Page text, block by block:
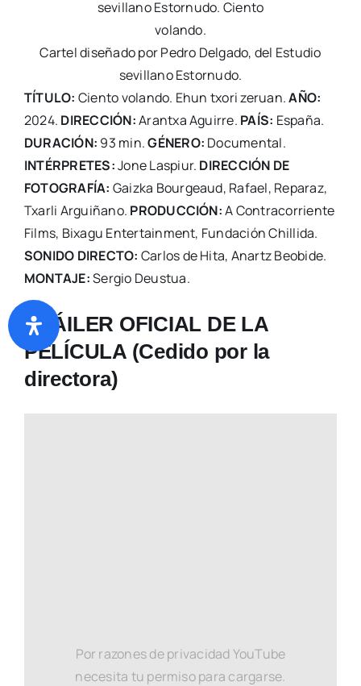
Cartel diseñado por Pedro Delgado, del Estudio
sevillano Estornudo.
TÍTULO: Ciento volando. Ehun txori zeruan.AÑO:
2024. DIRECCIÓN:Arantxa Aguirre. PAÍS: España.
DURACIÓN: 93 min.GÉNERO: Documental.
INTÉRPRETES:Jone Laspiur. DIRECCIÓN DE
FOTOGRAFÍA: Gaizka Bourgeaud, Rafael, Reparaz,
Txarli Arguiñano. PRODUCCIÓN:A Contracorriente
Films, Bixagu Entertainment, Fundación Chillida.
SONIDO DIRECTO: Carlos de Hita, Anartz Beobide.
MONTAJE:Sergio Deustua.
TRÁILER OFICIAL DE LA
PELÍCULA (Cedido por la
directora)
Por razones de privacidad YouTube
necesita tu permiso para cargarse.